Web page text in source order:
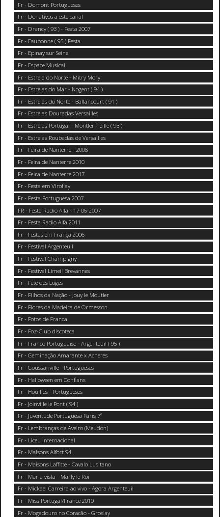
Fr - Domont Portugueses
Fr - Donativos a este canal
Fr - Drancy ( 93 ) - Festa 2007
Fr - Eaubonne ( 95 ) Festa
Fr - Epinay sur Seine
Fr - Espace Musical
Fr - Estrela do Norte - Mitry Mory
Fr - Estrelas do Mar - Nogent ( 94 )
Fr - Estrelas do Norte - Ballancourt ( 91 )
Fr - Estrelas Douradas Versailles
Fr - Estrelas Portugal - Montfermeille ( 93 )
Fr - Estrelas Roubadas de Versailles
Fr - Feira de Nanterre - 2008
Fr - Feira de Nanterre 2010
Fr - Feira de Nanterre 2017
Fr - Festa em Viroflay
Fr - Festa Portuguesa 2007
FR - Festa Radio Alfa - 17-06-2007
Fr - Festa Radio Alfa 2011
Fr - Festas em França 2006
Fr - Festival Argenteuil
Fr - Festival Champigny
Fr - Festival Limeil Brevannes
Fr - Fete des Loges
Fr - Filhos da Nação - Jouy le Moutier
Fr - Flores da Madeira de Ormesson
Fr - Fotos de Franca
Fr - Foz-Club discoteca
Fr - Franco Portuguaise - Argenteuil ( 95 )
Fr - Geminação Amarante x Acheres
Fr - Goussanville - Portugueses
Fr - Halloween em Conflans
Fr - Houilles - Portugueses
Fr - Joinville le Pont ( 94 )
Fr - Juventude Portuguesa Paris 7°
Fr - Lembranças de Aveiro (Meudon)
Fr - Liceu Internacional
Fr - Maisons Alfort 94
Fr - Maisons Laffitte - Cavalo Lusitano
Fr - Mar a vista - Marly le Roi
Fr - Mickael Carreira ao vivo - Agora Argenteuil
Fr - Miss Portugal/France 2010
Fr - Mogadouro no Coracão - Groslay